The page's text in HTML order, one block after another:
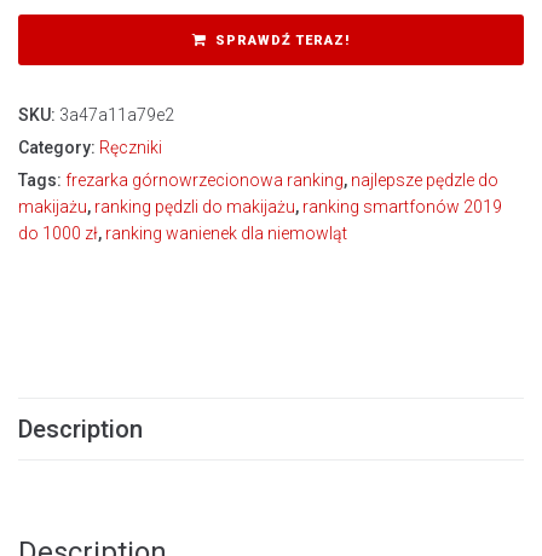
SPRAWDŹ TERAZ!
SKU: 3a47a11a79e2
Category: Ręczniki
Tags: frezarka górnowrzecionowa ranking, najlepsze pędzle do
makijażu, ranking pędzli do makijażu, ranking smartfonów 2019
do 1000 zł, ranking wanienek dla niemowląt
Description